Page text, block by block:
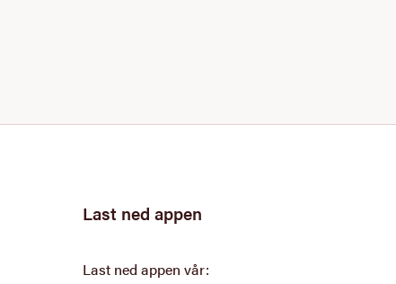
Last ned appen
Last ned appen vår: